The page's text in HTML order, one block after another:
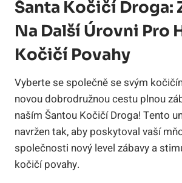
Šanta Kočičí ​Droga:
Na⁣ Další Úrovni Pro
Kočičí Povahy
Vyberte se společně se⁣ svým⁤
novou dobrodružnou cestu plnou
naším Šantou Kočičí Droga! ⁤Tento
‌navržen tak, aby ⁣poskytoval vaší
společnosti nový level zábavy a
kočičí povahy.